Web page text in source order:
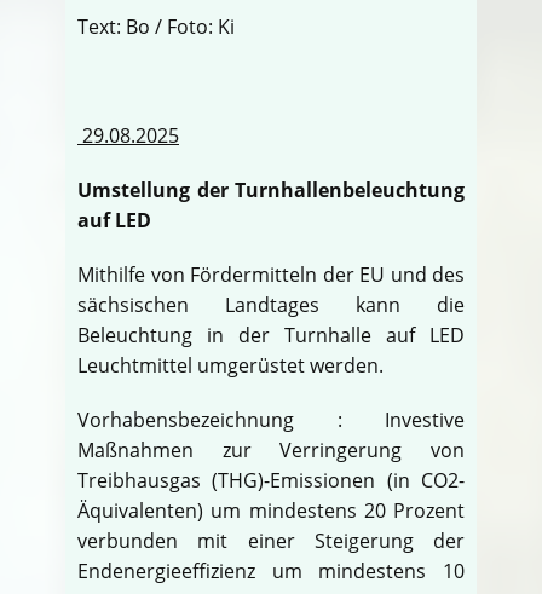
Text: Bo / Foto: Ki
29.08.2025
Umstellung der Turnhallenbeleuchtung
auf LED
Mithilfe von Fördermitteln der EU und des
sächsischen Landtages kann die
Beleuchtung in der Turnhalle auf LED
Leuchtmittel umgerüstet werden.
Vorhabensbezeichnung : Investive
Maßnahmen zur Verringerung von
Treibhausgas (THG)-Emissionen (in CO2-
Äquivalenten) um mindestens 20 Prozent
verbunden mit einer Steigerung der
Endenergieeffizienz um mindestens 10